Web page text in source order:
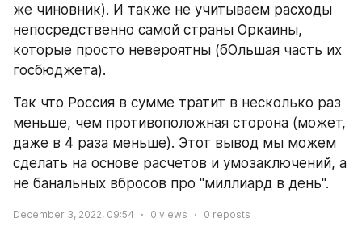
же чиновник). И также не учитываем расходы
непосредственно самой страны Оркаины,
которые просто невероятны (бОльшая часть их
госбюджета).
Так что Россия в сумме тратит в несколько раз
меньше, чем противоположная сторона (может,
даже в 4 раза меньше). Этот вывод мы можем
сделать на основе расчетов и умозаключений, а
не банальных вбросов про "миллиард в день".
December 3, 2022, 09:54 0 views 0 reposts